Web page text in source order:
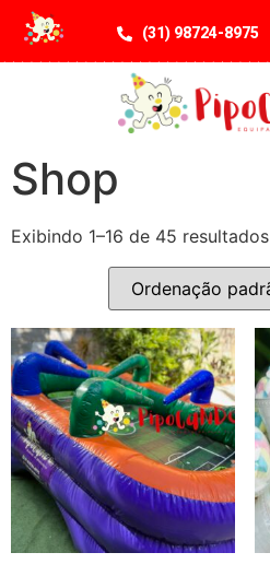
(31) 98724-8975
Shop
Exibindo 1–16 de 45 resultados